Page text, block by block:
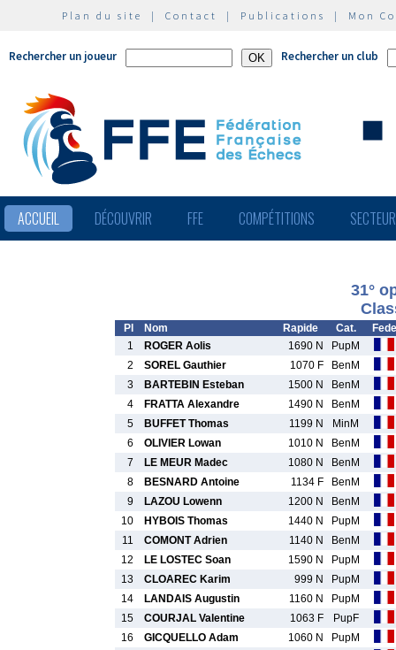
Plan du site | Contact | Publications | Mon
Rechercher un joueur Rechercher un club
ACCUEIL DÉCOUVRIR FFE COMPÉTITIONS
31°
Pl Nom Rapide Cat.
Fede
1
ROGER Aolis 1690 N
PupM
2
SOREL Gauthier 1070 F
BenM
3
BARTEBIN Esteban 1500 N
BenM
4
FRATTA Alexandre 1490 N
BenM
5
BUFFET Thomas 1199 N
MinM
6
OLIVIER Lowan 1010 N
BenM
7
LE MEUR Madec 1080 N
BenM
8
BESNARD Antoine 1134 F
BenM
9
LAZOU Lowenn 1200 N
BenM
10
HYBOIS Thomas 1440 N
PupM
11
COMONT Adrien 1140 N
BenM
12
LE LOSTEC Soan 1590 N
PupM
13
CLOAREC Karim 999 N
PupM
14
LANDAIS Augustin 1160 N
PupM
15
COURJAL Valentine 1063 F
PupF
16
GICQUELLO Adam 1060 N
PupM